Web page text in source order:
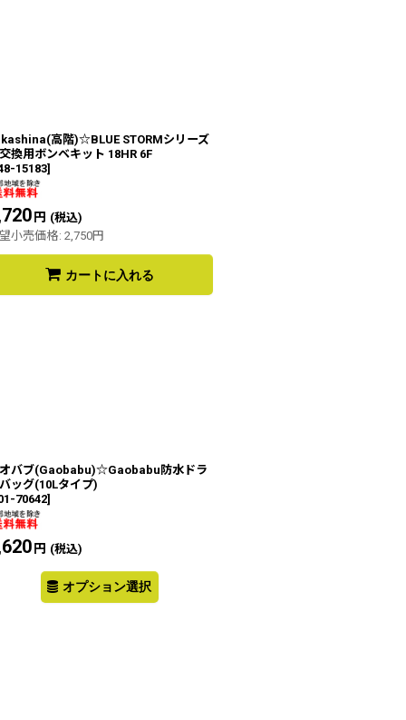
高階)☆BLUE STORMシリーズ
換用ボンベキット 18HR 6F
15183]
円 (税込)
小売価格: 2,750円
カートに入れる
バブ(Gaobabu)☆Gaobabu防水ドラ
ッグ(10Lタイプ)
70642]
円 (税込)
オプション選択